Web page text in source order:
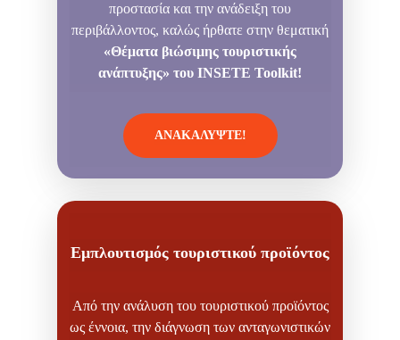
προστασία και την ανάδειξη του
περιβάλλοντος, καλώς ήρθατε στην θεματική
«Θέματα βιώσιμης τουριστικής
ανάπτυξης» του INSETE Toolkit!
ΑΝΑΚΑΛΥΨΤΕ!
Εμπλουτισμός τουριστικού προϊόντος
Από την ανάλυση του τουριστικού προϊόντος
ως έννοια, την διάγνωση των ανταγωνιστικών